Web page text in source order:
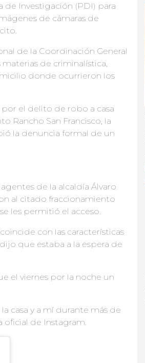
de Investigación (PDI) para
de cámaras de
de la Coordinación General
materias de criminalística,
donde ocurrieron los
el delito de robo a casa
Rancho San Francisco, la
la denuncia formal de un
de la alcaldía Álvaro
al citado fraccionamiento
les permitió el acceso.
con las características
que estaba a la espera de
el viernes por la noche un
casa y a mí durante más de
oficial de Instagram.